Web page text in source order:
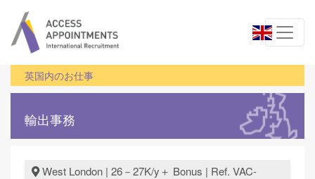
英国内のお仕事
輸出事務
West London | 26－27K/y＋ Bonus | Ref. VAC-